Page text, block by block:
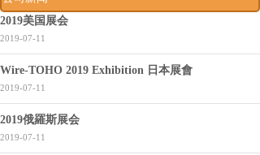
2019美国展会
2019-07-11
Wire-TOHO 2019 Exhibition 日本展會
2019-07-11
2019俄羅斯展会
2019-07-11